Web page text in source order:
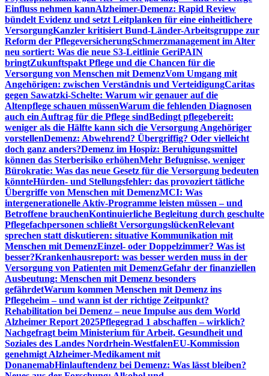
Einfluss nehmen kannAlzheimer-Demenz: Rapid Review
bündelt Evidenz und setzt Leitplanken für eine einheitlichere
VersorgungKanzler kritisiert Bund-Länder-Arbeitsgruppe zur
Reform der PflegeversicherungSchmerzmanagement im Alter
neu sortiert: Was die neue S3-Leitlinie GeriPAIN
bringtZukunftspakt Pflege und die Chancen für die
Versorgung von Menschen mit DemenzVom Umgang mit
Angehörigen: zwischen Verständnis und VerteidigungCaritas
gegen Sawatzki-Schelte: Warum wir genauer auf die
Altenpflege schauen müssenWarum die fehlenden Diagnosen
auch ein Auftrag für die Pflege sindBedingt pflegebereit:
weniger als die Hälfte kann sich die Versorgung Angehöriger
vorstellenDemenz: Abwehrend? Übergriffig? Oder vielleicht
doch ganz anders?Demenz im Hospiz: Beruhigungsmittel
können das Sterberisiko erhöhenMehr Befugnisse, weniger
Bürokratie: Was das neue Gesetz für die Versorgung bedeuten
könnteHürden- und Stellungsfehler: das provoziert tätliche
Übergriffe von Menschen mit DemenzMCI: Was
intergenerationelle Aktiv-Programme leisten müssen – und
Betroffene brauchenKontinuierliche Begleitung durch geschulte
Pflegefachpersonen schließt VersorgungslückenRelevant
sprechen statt diskutieren: situative Kommunikation mit
Menschen mit DemenzEinzel- oder Doppelzimmer? Was ist
besser?Krankenhausreport: was besser werden muss in der
Versorgung von Patienten mit DemenzGefahr der finanziellen
Ausbeutung: Menschen mit Demenz besonders
gefährdetWarum kommen Menschen mit Demenz ins
Pflegeheim – und wann ist der richtige Zeitpunkt?
Rehabilitation bei Demenz – neue Impulse aus dem World
Alzheimer Report 2025Pflegegrad 1 abschaffen – wirklich?
Nachgefragt beim Ministerium für Arbeit, Gesundheit und
Soziales des Landes Nordrhein-WestfalenEU-Kommission
genehmigt Alzheimer-Medikament mit
DonanemabHinlauftendenz bei Demenz: Was lässt bleiben?